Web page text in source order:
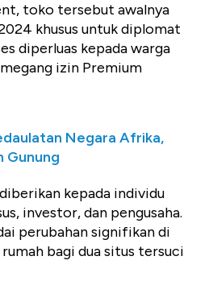
toko tersebut awalnya
khusus untuk diplomat
diperluas kepada warga
izin Premium
Negara Afrika,
Gunung
kepada individu
investor, dan pengusaha.
perubahan signifikan di
bagi dua situs tersuci